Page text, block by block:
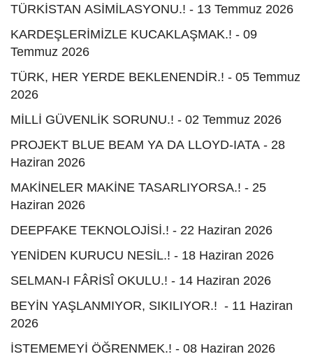
TÜRKİSTAN ASİMİLASYONU.! - 13 Temmuz 2026
KARDEŞLERİMİZLE KUCAKLAŞMAK.! - 09
Temmuz 2026
TÜRK, HER YERDE BEKLENENDİR.! - 05 Temmuz
2026
MİLLİ GÜVENLİK SORUNU.! - 02 Temmuz 2026
PROJEKT BLUE BEAM YA DA LLOYD-IATA - 28
Haziran 2026
MAKİNELER MAKİNE TASARLIYORSA.! - 25
Haziran 2026
DEEPFAKE TEKNOLOJİSİ.! - 22 Haziran 2026
YENİDEN KURUCU NESİL.! - 18 Haziran 2026
SELMAN-I FÂRİSÎ OKULU.! - 14 Haziran 2026
BEYİN YAŞLANMIYOR, SIKILIYOR.! - 11 Haziran
2026
İSTEMEMEYİ ÖĞRENMEK.! - 08 Haziran 2026